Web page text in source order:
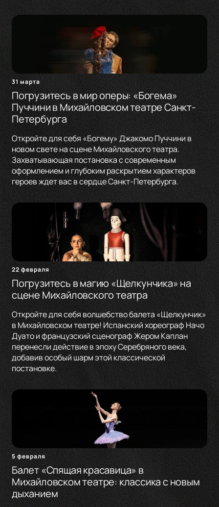
31 марта
Погрузитесь в мир оперы: «Богема»
Пуччини в Михайловском театре Санкт-
Петербурга
Откройте для себя «Богему» Джакомо Пуччини в
новом свете на сцене Михайловского театра.
Захватывающая постановка с современным
оформлением и глубоким раскрытием характеров
героев ждет вас в сердце Санкт-Петербурга.
22 февраля
Погрузитесь в магию «Щелкунчика» на
сцене Михайловского театра
Откройте для себя волшебство балета «Щелкунчик»
в Михайловском театре! Испанский хореограф Начо
Дуато и французский сценограф Жером Каплан
перенесли действие в эпоху Серебряного века,
добавив особый шарм этой классической
постановке.
5 февраля
Балет «Спящая красавица» в
Михайловском театре: классика с новым
дыханием